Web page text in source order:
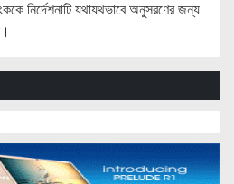
নির্দেশনাটি যথাযথভাবে অনুসরণের জন্য